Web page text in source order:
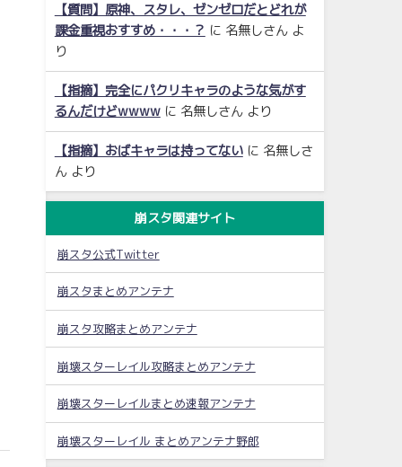
【質問】原神、スタレ、ゼンゼロだとどれが
課金重視おすすめ・・・？ に 名無しさんよ
り
【指摘】完全にパクリキャラのような気がす
るんだけどwwwwに 名無しさんより
【指摘】おばキャラは持ってないに 名無しさ
んより
崩スタ関連サイト
崩スタ公式Twitter
崩スタまとめアンテナ
崩スタ攻略まとめアンテナ
崩壊スターレイル攻略まとめアンテナ
崩壊スターレイルまとめ速報アンテナ
崩壊スターレイル まとめアンテナ野郎